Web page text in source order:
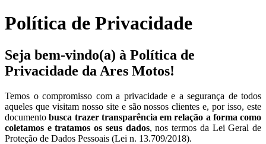
Política de Privacidade
Seja bem-vindo(a) à Política de
Privacidade da Ares Motos!
Temos o compromisso com a privacidade e a segurança de todos
aqueles que visitam nosso site e são nossos clientes e, por isso, este
documentobusca trazer transparência em relação a forma como
coletamos e tratamos os seus dados, nos termos da Lei Geral de
Proteção de Dados Pessoais (Lei n. 13.709/2018).